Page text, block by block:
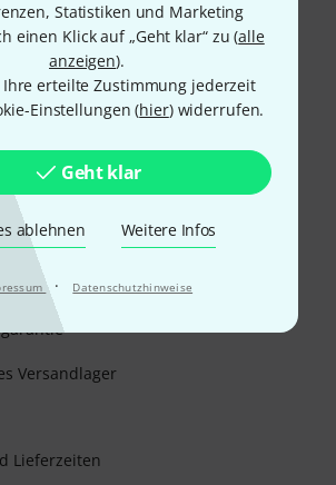
Statistiken und Marketing
einen Klick auf „Geht klar“ zu (alle
anzeigen).
Ihre erteilte Zustimmung jederzeit
Einstellungen (hier) widerrufen.
Geht klar
ablehnen Weitere Infos
· Datenschutzhinweise
und sicher per Nachnahme,
Pay,Klarna Sofort bezahlen
oder Kreditkarte.
Garantie
Back-Garantie
Fachexperten
Versandlager
Lieferzeiten